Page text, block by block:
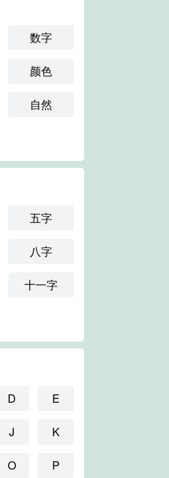
数字
颜色
自然
五字
八字
十一字
D E
J K
O P